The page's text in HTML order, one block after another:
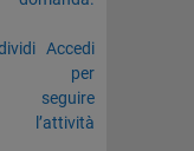
Accedi
per
seguire
l’attività